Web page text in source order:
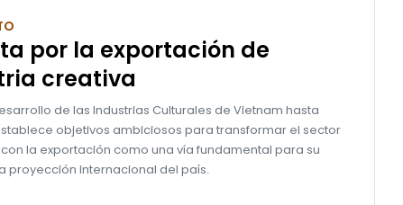
por la exportación de
creativa
de las Industrias Culturales de Vietnam hasta
objetivos ambiciosos para transformar el sector
la exportación como una vía fundamental para su
proyección internacional del país.